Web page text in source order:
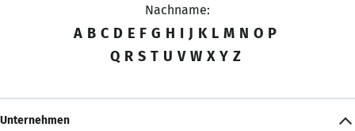
Nachname:
A B C D E F G H I J K L M N O P
Q R S T U V W X Y Z
Unternehmen